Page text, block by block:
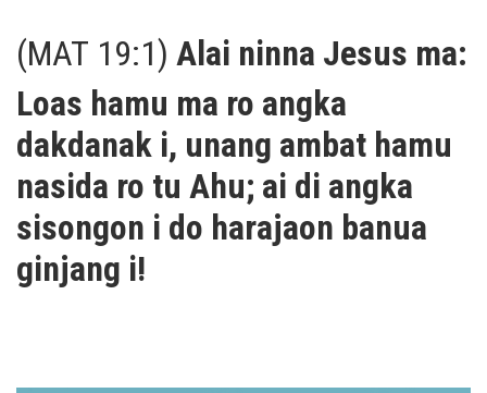
(MAT 19:1) Alai ninna Jesus ma:
Loas hamu ma ro angka
dakdanak i, unang ambat hamu
nasida ro tu Ahu; ai di angka
sisongon i do harajaon banua
ginjang i!